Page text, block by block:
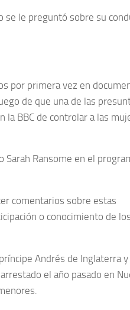
se le preguntó sobre su
por primera vez en
de que una de las
la BBC de controlar a las
Sarah Ransome en el
comentarios sobre estas
o conocimiento de los
Andrés de Inglaterra y
el año pasado en